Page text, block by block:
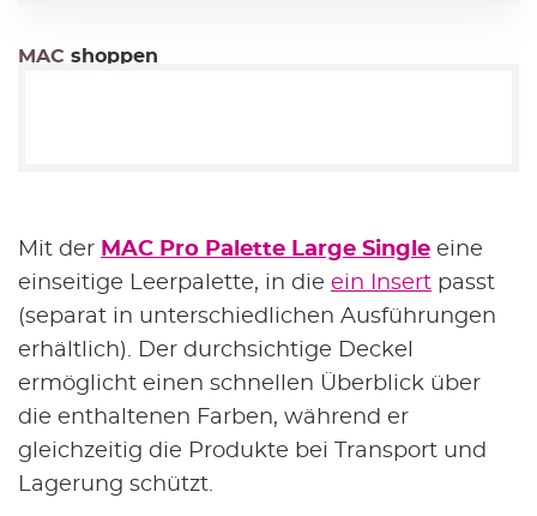
MAC shoppen
Mit der MAC Pro Palette Large Single eine
einseitige Leerpalette, in die ein Insert passt
(separat in unterschiedlichen Ausführungen
erhältlich). Der durchsichtige Deckel
ermöglicht einen schnellen Überblick über
die enthaltenen Farben, während er
gleichzeitig die Produkte bei Transport und
Lagerung schützt.